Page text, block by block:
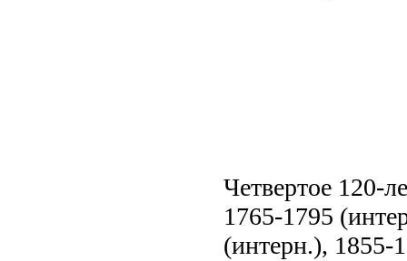
Четвертое 120-
1765-1795
(интерн.), 1855-